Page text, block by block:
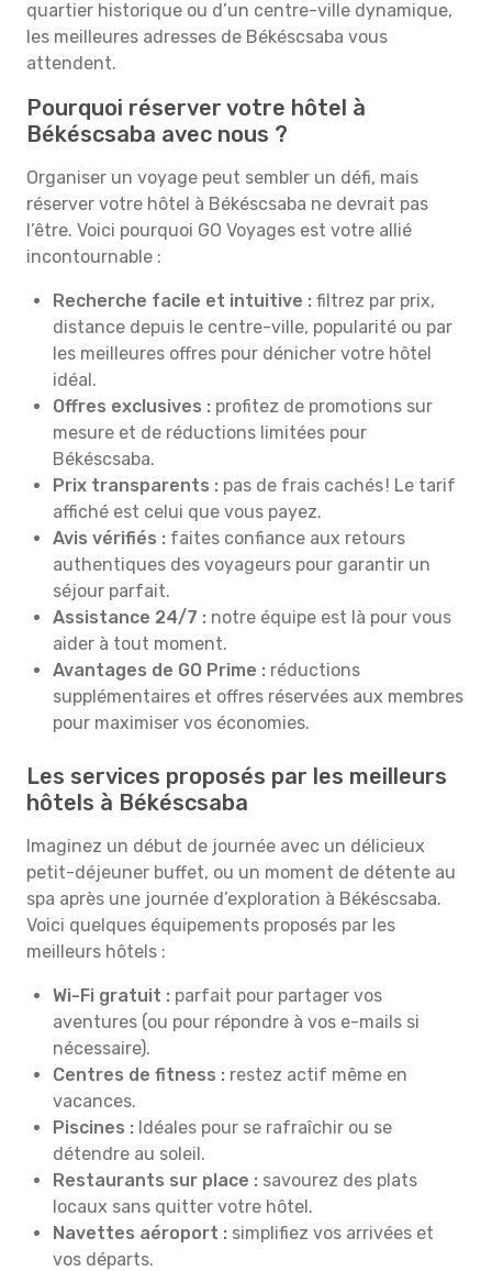
quartier historique ou d’un centre-ville dynamique,
les meilleures adresses de Békéscsaba vous
attendent.
Pourquoi réserver votre hôtel à
Békéscsaba avec nous ?
Organiser un voyage peut sembler un défi, mais
réserver votre hôtel à Békéscsaba ne devrait pas
l’être. Voici pourquoi GO Voyages est votre allié
incontournable :
Recherche facile et intuitive : filtrez par prix,
distance depuis le centre-ville, popularité ou par
les meilleures offres pour dénicher votre hôtel
idéal.
Offres exclusives : profitez de promotions sur
mesure et de réductions limitées pour
Békéscsaba.
Prix transparents : pas de frais cachés ! Le tarif
affiché est celui que vous payez.
Avis vérifiés : faites confiance aux retours
authentiques des voyageurs pour garantir un
séjour parfait.
Assistance 24/7 : notre équipe est là pour vous
aider à tout moment.
Avantages de GO Prime : réductions
supplémentaires et offres réservées aux membres
pour maximiser vos économies.
Les services proposés par les meilleurs
hôtels à Békéscsaba
Imaginez un début de journée avec un délicieux
petit-déjeuner buffet, ou un moment de détente au
spa après une journée d’exploration à Békéscsaba.
Voici quelques équipements proposés par les
meilleurs hôtels :
Wi-Fi gratuit : parfait pour partager vos
aventures (ou pour répondre à vos e-mails si
nécessaire).
Centres de fitness : restez actif même en
vacances.
Piscines : Idéales pour se rafraîchir ou se
détendre au soleil.
Restaurants sur place : savourez des plats
locaux sans quitter votre hôtel.
Navettes aéroport : simplifiez vos arrivées et
vos départs.